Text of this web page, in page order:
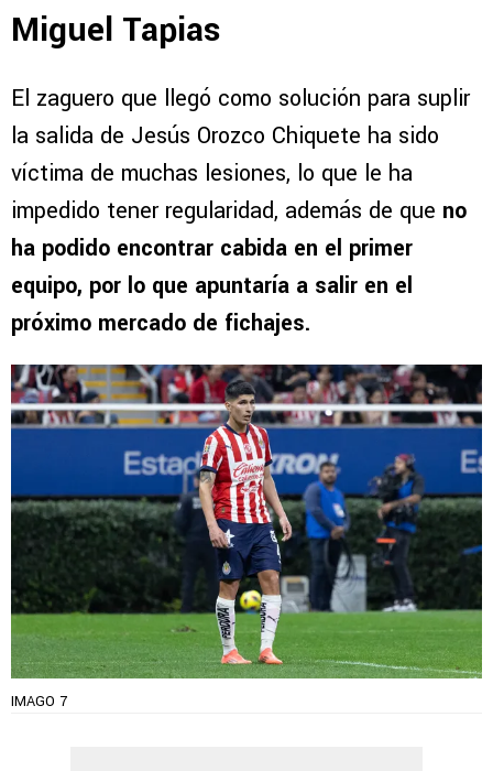
Miguel Tapias
El zaguero que llegó como solución para suplir
la salida de Jesús Orozco Chiquete ha sido
víctima de muchas lesiones, lo que le ha
impedido tener regularidad, además de que no
ha podido encontrar cabida en el primer
equipo, por lo que apuntaría a salir en el
próximo mercado de fichajes.
IMAGO 7